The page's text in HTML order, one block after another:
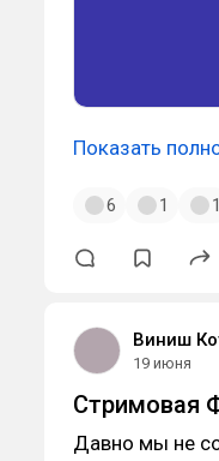
Показать
6 1 1
Виниш
19 июня
Стримовая
Давно мы не